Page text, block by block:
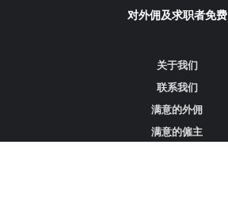
对外佣及求职者免费
关于我们
联系我们
满意的外佣
满意的僱主